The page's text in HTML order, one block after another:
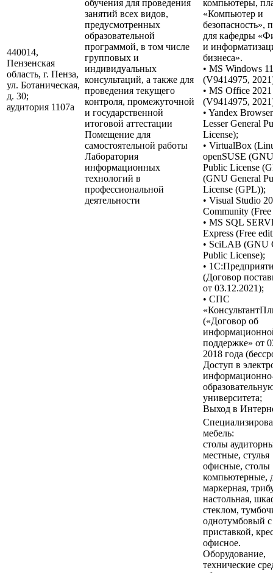
440014,
Пензенская
область, г. Пенза,
ул. Ботаническая,
д. 30;
аудитория 1107a
обучения для проведения
занятий всех видов,
предусмотренных
образовательной
программой, в том числе
групповых и
индивидуальных
консультаций, а также для
проведения текущего
контроля, промежуточной
и государственной
итоговой аттестации
Помещение для
самостоятельной работы
Лаборатория
информационных
технологий в
профессиональной
деятельности
компьютеры,
«Компьютер и
безопасность»,
для кафедры
и
бизнеса».
• MS Windows 11
(V9414975,
• MS Office 2021
(V9414975,
• Yandex
Lesser General
License);
• VirtualBox
openSUSE
Public License
(GNU General
License (GPL));
• Visual Studio
Community
• MS SQL
Express (Free
• SciLAB (GNU
Public License);
•
(Договор
от 03.12.2021);
• СПС
(«Договор об
поддержке» от
2018 года
Доступ в
университета;
Выход в
мебель:
столы
местные, стулья
офисные, столы
компьютерные,
маркерная,
настольная,
стеклом,
однотумбовый
приставкой,
офисное.
Оборудование,
технические